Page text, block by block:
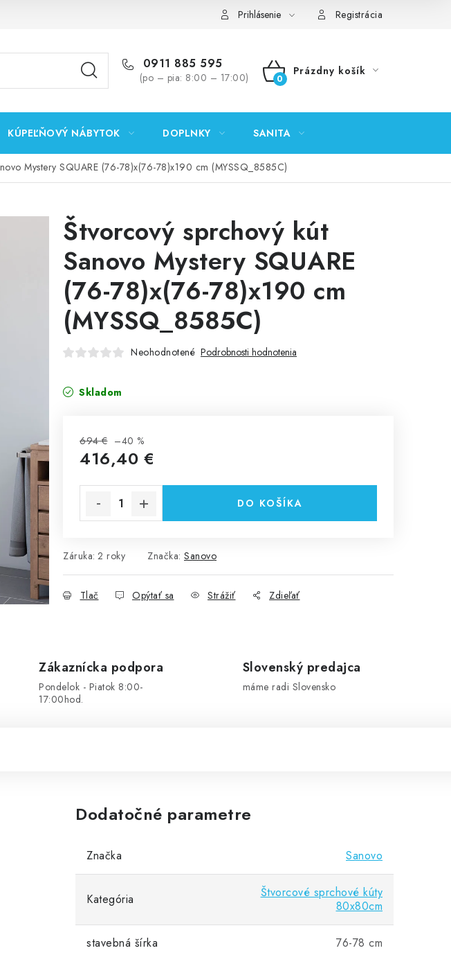
údajov GDPR Predajňa Nitra Formulár na vrátenie tovaru
Prihlásenie Registrácia
0911 885 595
(po – pia: 8:00 – 17:00)
NÁKUPNÝ
Prázdny košík
KÚPEĽŇOVÝ NÁBYTOK DOPLNKY SANITA
Mystery SQUARE (76-78)x(76-78)x190 cm (MYSSQ_8585C)
Štvorcový sprchový kút
Sanovo Mystery SQUARE
(76-78)x(76-78)x190 cm
(MYSSQ_8585C)
Neohodnotené Podrobnosti hodnotenia
Skladom
694 € –40 %
416,40 €
DO KOŠÍKA
Záruka: 2 roky Značka: Sanovo
Tlač Opýtať sa Strážiť Zdieľať
Zákaznícka podpora
Pondelok - Piatok 8:00-
17:00hod.
Slovenský predajca
máme radi Slovensko
Dodatočné parametre
Značka Sanovo
Kategória
Štvorcové sprchové kúty
80x80cm
stavebná šírka 76-78 cm